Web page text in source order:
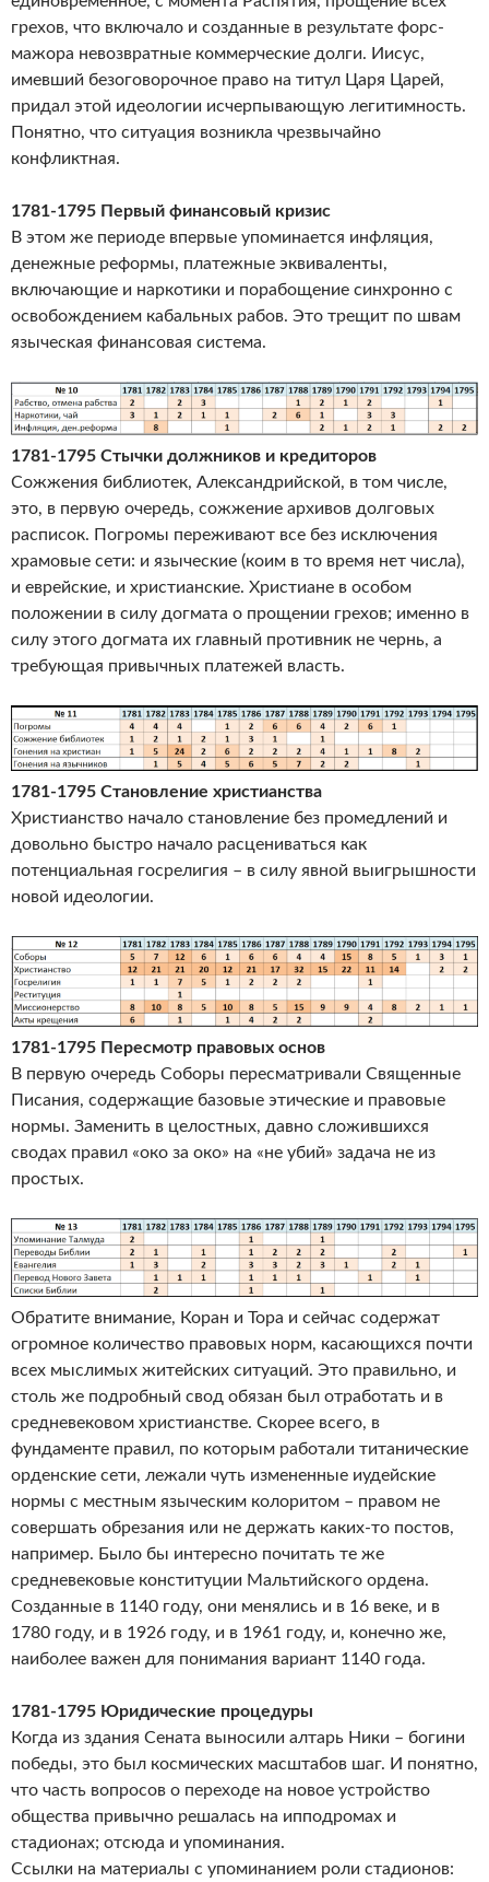
грехов, что включало и созданные в результате форс-
мажора невозвратные коммерческие долги. Иисус,
имевший безоговорочное право на титул Царя Царей,
придал этой идеологии исчерпывающую легитимность.
Понятно, что ситуация возникла чрезвычайно
конфликтная.
1781-1795 Первый финансовый кризис
В этом же периоде впервые упоминается инфляция,
денежные реформы, платежные эквиваленты,
включающие и наркотики и порабощение синхронно с
освобождением кабальных рабов. Это трещит по швам
языческая финансовая система.
1781-1795 Стычки должников и кредиторов
Сожжения библиотек, Александрийской, в том числе,
это, в первую очередь, сожжение архивов долговых
расписок. Погромы переживают все без исключения
храмовые сети: и языческие (коим в то время нет числа),
и еврейские, и христианские. Христиане в особом
положении в силу догмата о прощении грехов; именно в
силу этого догмата их главный противник не чернь, а
требующая привычных платежей власть.
1781-1795 Становление христианства
Христианство начало становление без промедлений и
довольно быстро начало расцениваться как
потенциальная госрелигия – в силу явной выигрышности
новой идеологии.
1781-1795 Пересмотр правовых основ
В первую очередь Соборы пересматривали Священные
Писания, содержащие базовые этические и правовые
нормы. Заменить в целостных, давно сложившихся
сводах правил «око за око» на «не убий» задача не из
простых.
Обратите внимание, Коран и Тора и сейчас содержат
огромное количество правовых норм, касающихся почти
всех мыслимых житейских ситуаций. Это правильно, и
столь же подробный свод обязан был отработать и в
средневековом христианстве. Скорее всего, в
фундаменте правил, по которым работали титанические
орденские сети, лежали чуть измененные иудейские
нормы с местным языческим колоритом – правом не
совершать обрезания или не держать каких-то постов,
например. Было бы интересно почитать те же
средневековые конституции Мальтийского ордена.
Созданные в 1140 году, они менялись и в 16 веке, и в
1780 году, и в 1926 году, и в 1961 году, и, конечно же,
наиболее важен для понимания вариант 1140 года.
1781-1795 Юридические процедуры
Когда из здания Сената выносили алтарь Ники – богини
победы, это был космических масштабов шаг. И понятно,
что часть вопросов о переходе на новое устройство
общества привычно решалась на ипподромах и
стадионах; отсюда и упоминания.
Ссылки на материалы с упоминанием роли стадионов: